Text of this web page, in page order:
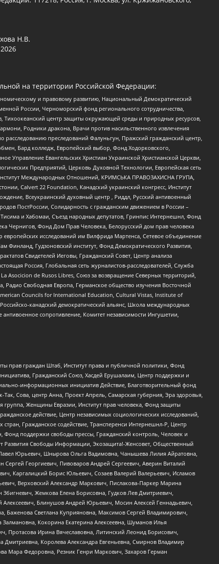
Н.В.
2026
на территории Российской Федерации:
и правовому развитию, Национальный Демократический
России, Черноморский фонд регионального сотрудничества,
центр защиты окружающей среды и природных ресурсов,
Родники дракона, Врачи против насильственного извлечения
преследований Фалуньгун, Пражский гражданский центр,
Бард колледж, Европейский выбор, Фонд Ходорковского,
Управление Евангельских Христиан Украинской Христианской Церкви,
Предприятий, Церковь Духовной Технологии, Европейская сеть
Международных Отношений, КРИМСЬКА ПРАВОЗАХИСНА ГРУПА,
Calvert 22 Foundation, Канадский украинский конгресс, Институт
Всеукраинский духовный центр , Риддл, Русский антивоенный
ПостРоссии, Солидарность с гражданским движением в России –
и Хабомаи, Съезд народных депутатов, Гринпис Интернешнл, Фонд
Чернигов, Фонд Дом Прав Человека, Белорусский дом прав человека
исследований им Вилфрида Мартенса, Сетевое объединение
Гудзоновский институт, Фонд Демократического Развития,
Свидетелей Иеговы, Гражданский Совет, Центр анализа
Россия, Глобальная сеть журналистов-расследователей, Служба
de Rusos Libres, Союз за возвращение Северных территорий,
Радио Свободная Европа, Германское общество изучения Восточной
Councils for International Education, Cultural Vistas, Institute of
канадский демократический альянс, Школа международных
сопротивление, Комитет независимости Ингушетии,
прав граждан Штаб, Институт права и публичной политики, Фонд
Гражданский Союз, Хасдей Ерушалаим, Центр поддержки и
информационных инициатив Действие, Благотворительный фонд
Сова, центр Анна, Проект Апрель, Самарская губерния, Эра здоровья,
Женщины Евразии, Институт прав человека, Фонд защиты
действие, Центр независимых социологических исследований,
Гражданское содействие, Трансперенси Интернешнл-Р, Центр
поддержки свободы прессы, Гражданский контроль, Человек и
Развития Свободы Информации, Экозащита!-Женсовет, Общественный
Юрьевич, Шнырова Ольга Вадимовна, Чанышева Лилия Айратовна,
Сергей Георгиевич, Пивоваров Андрей Сергеевич, Аверин Виталий
Каргалицкий Борис Юльевич, Созаев Валерий Валерьевич, Исламов
Верховский Александр Маркович, Пислакова-Паркер Марина
Жемкова Елена Борисовна, Гудков Лев Дмитриевич,
Блинушов Андрей Юрьевич, Мосин Алексей Геннадьевич,
Баженова Светлана Куприяновна, Максимов Сергей Владимирович,
Кокорина Екатерина Алексеевна, Шуманов Илья
Ирина Вячеславовна, Литинский Леонид Борисович,
Королева Александра Евгеньевна, Смирнов Владимир
Мара Федоровна, Резник Генри Маркович, Захаров Герман